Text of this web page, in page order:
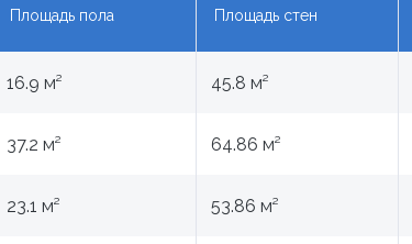
Площадь пола Площадь стен
16.9 м² 45.8 м²
37.2 м² 64.86 м²
23.1 м² 53.86 м²